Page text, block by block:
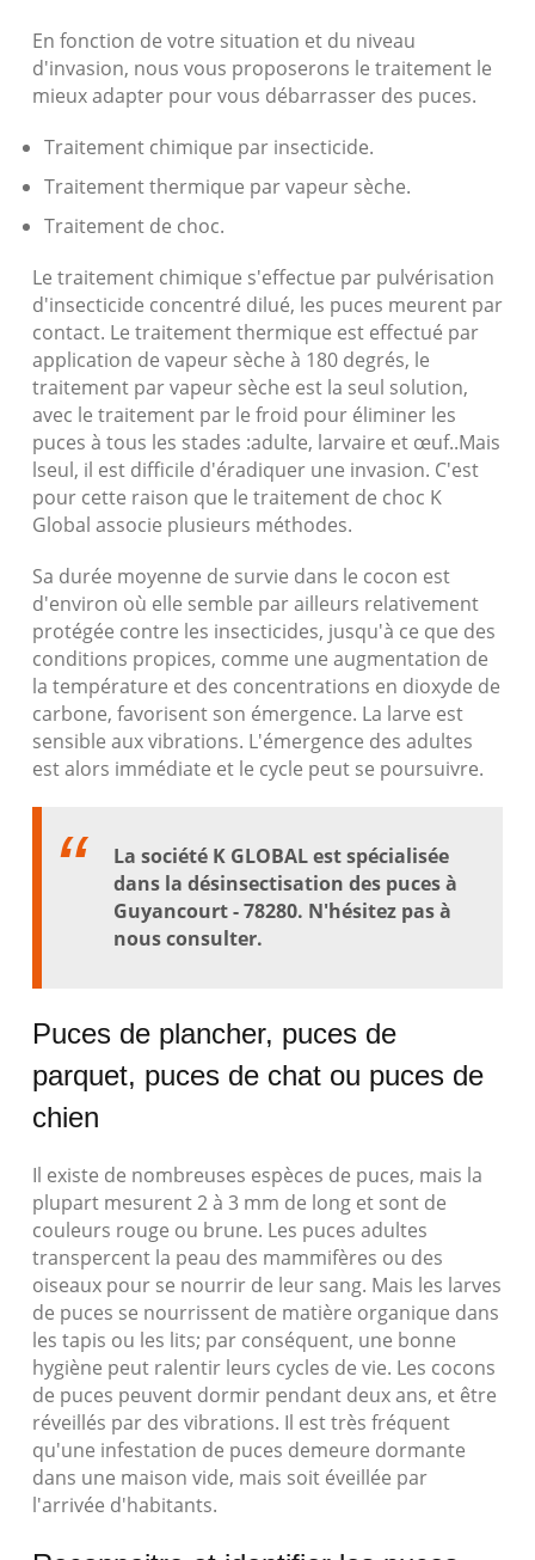
En fonction de votre situation et du niveau
d'invasion, nous vous proposerons le traitement le
mieux adapter pour vous débarrasser des puces.
Traitement chimique par insecticide.
Traitement thermique par vapeur sèche.
Traitement de choc.
Le traitement chimique s'effectue par pulvérisation
d'insecticide concentré dilué, les puces meurent par
contact. Le traitement thermique est effectué par
application de vapeur sèche à 180 degrés, le
traitement par vapeur sèche est la seul solution,
avec le traitement par le froid pour éliminer les
puces à tous les stades :adulte, larvaire et œuf..Mais
lseul, il est difficile d'éradiquer une invasion. C'est
pour cette raison que le traitement de choc K
Global associe plusieurs méthodes.
Sa durée moyenne de survie dans le cocon est
d'environ où elle semble par ailleurs relativement
protégée contre les insecticides, jusqu'à ce que des
conditions propices, comme une augmentation de
la température et des concentrations en dioxyde de
carbone, favorisent son émergence. La larve est
sensible aux vibrations. L'émergence des adultes
est alors immédiate et le cycle peut se poursuivre.
La société K GLOBAL est spécialisée
dans la désinsectisation des puces à
Guyancourt - 78280. N'hésitez pas à
nous consulter.
Puces de plancher, puces de
parquet, puces de chat ou puces de
chien
Il existe de nombreuses espèces de puces, mais la
plupart mesurent 2 à 3 mm de long et sont de
couleurs rouge ou brune. Les puces adultes
transpercent la peau des mammifères ou des
oiseaux pour se nourrir de leur sang. Mais les larves
de puces se nourrissent de matière organique dans
les tapis ou les lits; par conséquent, une bonne
hygiène peut ralentir leurs cycles de vie. Les cocons
de puces peuvent dormir pendant deux ans, et être
réveillés par des vibrations. Il est très fréquent
qu'une infestation de puces demeure dormante
dans une maison vide, mais soit éveillée par
l'arrivée d'habitants.